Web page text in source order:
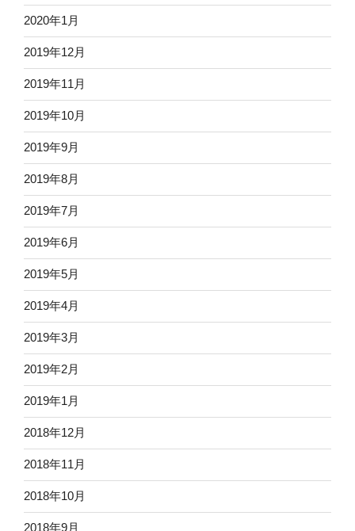
2020年1月
2019年12月
2019年11月
2019年10月
2019年9月
2019年8月
2019年7月
2019年6月
2019年5月
2019年4月
2019年3月
2019年2月
2019年1月
2018年12月
2018年11月
2018年10月
2018年9月